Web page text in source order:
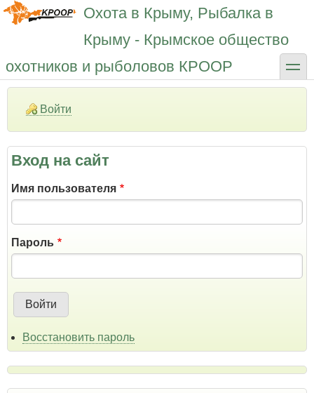
Перейти
Охота в Крыму, Рыбалка в
Крыму - Крымское общество
охотников и рыболовов КРООР
toggle
Войти
Вход на сайт
Имя пользователя
Пароль
Восстановить пароль